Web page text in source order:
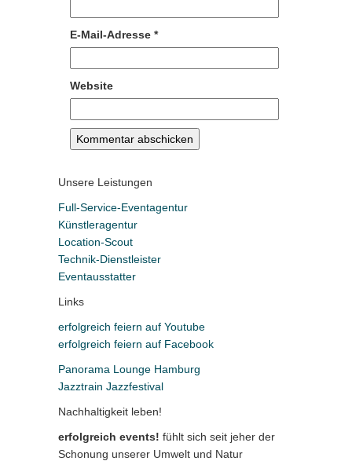
E-Mail-Adresse *
Website
Unsere Leistungen
Full-Service-Eventagentur
Künstleragentur
Location-Scout
Technik-Dienstleister
Eventausstatter
Links
erfolgreich feiern auf Youtube
erfolgreich feiern auf Facebook
Panorama Lounge Hamburg
Jazztrain Jazzfestival
Nachhaltigkeit leben!
erfolgreich events! fühlt sich seit jeher der
Schonung unserer Umwelt und Natur